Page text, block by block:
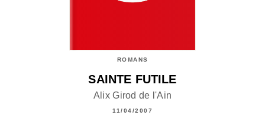
ROMANS
SAINTE FUTILE
Alix Girod de l'Ain
11/04/2007